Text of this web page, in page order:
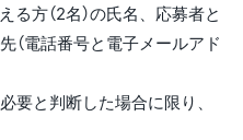
る方（2名）の氏名、応募者と
（電話番号と電子メールアド
判断した場合に限り、